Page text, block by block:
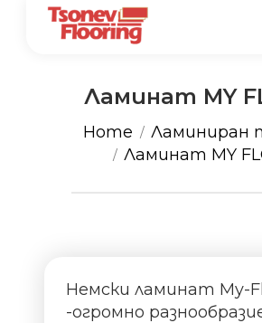
Ламинат MY
You are here:
Home
Ламиниран
Ламинат MY
Немски ламинат My-
-огромно